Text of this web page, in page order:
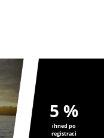
5 %
ihned po
registraci